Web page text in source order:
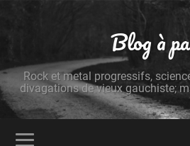
Blog à
Rock et metal progressifs,
divagations de vieux gauchiste;